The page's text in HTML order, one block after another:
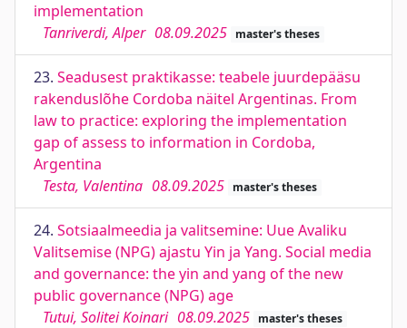
implementation
Tanriverdi, Alper 08.09.2025 master's theses
23. Seadusest praktikasse: teabele juurdepääsu
rakenduslõhe Cordoba näitel Argentinas. From
law to practice: exploring the implementation
gap of assess to information in Cordoba,
Argentina
Testa, Valentina 08.09.2025 master's theses
24. Sotsiaalmeedia ja valitsemine: Uue Avaliku
Valitsemise (NPG) ajastu Yin ja Yang. Social media
and governance: the yin and yang of the new
public governance (NPG) age
Tutui, Solitei Koinari 08.09.2025 master's theses